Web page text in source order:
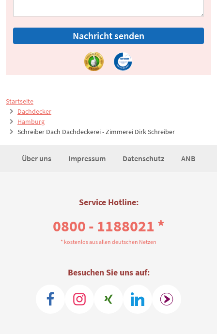
Startseite
Dachdecker
Hamburg
Schreiber Dach Dachdeckerei - Zimmerei Dirk Schreiber
Nachricht senden
Über uns Impressum Datenschutz ANB
Service Hotline:
0800 - 1188021 *
* kostenlos aus allen deutschen Netzen
Besuchen Sie uns auf: